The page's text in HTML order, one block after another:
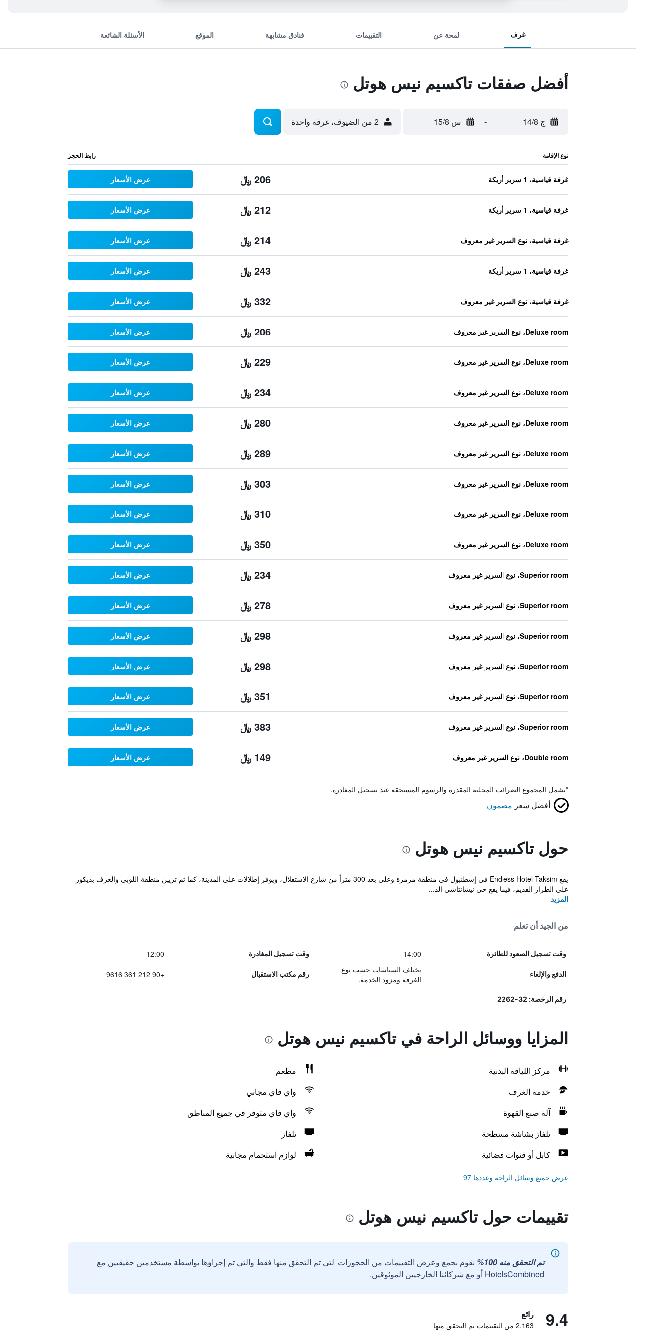
غرف لمحة عن التقييمات فنادق مشابهة الموقع الأسئلة الشائعة
أفضل صفقات تاكسيم نيس هوتل
ج 14/8 - س 15/8 2 من الضيوف، غرفة واحدة
نوع الإقامة رابط الحجز
غرفة قياسية، 1 سرير أريكة 206 ﷼ عرض الأسعار
غرفة قياسية، 1 سرير أريكة 212 ﷼ عرض الأسعار
غرفة قياسية، نوع السرير غير معروف 214 ﷼ عرض الأسعار
غرفة قياسية، 1 سرير أريكة 243 ﷼ عرض الأسعار
غرفة قياسية، نوع السرير غير معروف 332 ﷼ عرض الأسعار
Deluxe room، نوع السرير غير معروف 206 ﷼ عرض الأسعار
Deluxe room، نوع السرير غير معروف 229 ﷼ عرض الأسعار
Deluxe room، نوع السرير غير معروف 234 ﷼ عرض الأسعار
Deluxe room، نوع السرير غير معروف 280 ﷼ عرض الأسعار
Deluxe room، نوع السرير غير معروف 289 ﷼ عرض الأسعار
Deluxe room، نوع السرير غير معروف 303 ﷼ عرض الأسعار
Deluxe room، نوع السرير غير معروف 310 ﷼ عرض الأسعار
Deluxe room، نوع السرير غير معروف 350 ﷼ عرض الأسعار
Superior room، نوع السرير غير معروف 234 ﷼ عرض الأسعار
Superior room، نوع السرير غير معروف 278 ﷼ عرض الأسعار
Superior room، نوع السرير غير معروف 298 ﷼ عرض الأسعار
Superior room، نوع السرير غير معروف 298 ﷼ عرض الأسعار
Superior room، نوع السرير غير معروف 351 ﷼ عرض الأسعار
Superior room، نوع السرير غير معروف 383 ﷼ عرض الأسعار
Double room، نوع السرير غير معروف 149 ﷼ عرض الأسعار
*يشمل المجموع الضرائب المحلية المقدرة والرسوم المستحقة عند تسجيل المغادرة.
أفضل سعر مضمون
حول تاكسيم نيس هوتل
يقع Endless Hotel Taksim في إسطنبول في منطقة مرمرة وعلى بعد 300 متراً من شارع الاستقلال، ويوفر إطلالات على المدينة، كما تم تزيين منطقة اللوبي والغرف بديكور
على الطراز القديم، فيما يقع حي نيشانتاشي الذ...
المزيد
من الجيد أن تعلم
وقت تسجيل الصعود للطائرة 14:00 وقت تسجيل المغادرة 12:00
الدفع والإلغاء
تختلف السياسات حسب نوع
الغرفة ومزود الخدمة.
رقم مكتب الاستقبال +90 212 361 9616
رقم الرخصة: 32-2262
المزايا ووسائل الراحة في تاكسيم نيس هوتل
مركز اللياقة البدنية
مطعم
خدمة الغرف
واي فاي مجاني
آلة صنع القهوة
واي فاي متوفر في جميع المناطق
تلفاز بشاشة مسطحة
تلفاز
كابل أو قنوات فضائية
لوازم استحمام مجانية
عرض جميع وسائل الراحة وعددها 97
تقييمات حول تاكسيم نيس هوتل
تم التحقق منه 100%
نقوم بجمع وعرض التقييمات من الحجوزات التي تم التحقق منها فقط والتي تم إجراؤها بواسطة مستخدمين حقيقيين مع
HotelsCombined أو مع شركائنا الخارجيين الموثوقين.
9.4 رائع
2,163 من التقييمات تم التحقق منها